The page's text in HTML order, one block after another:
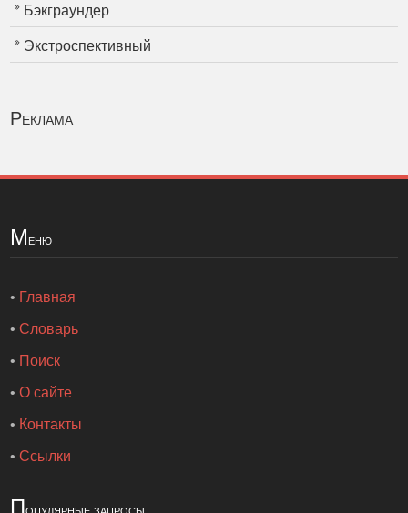
Бэкграундер
Экстроспективный
Реклама
Меню
• Главная
•Словарь
• Поиск
•О сайте
• Контакты
•Ссылки
Популярные запросы